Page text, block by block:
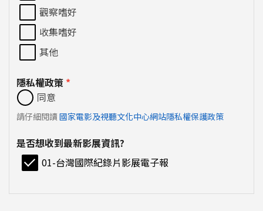
觀察嗜好
收集嗜好
其他
隱私權政策 *
同意
請仔細閱讀 國家電影及視聽文化中心網站隱私權保護政策
是否想收到最新影展資訊?
01-台灣國際紀錄片影展電子報